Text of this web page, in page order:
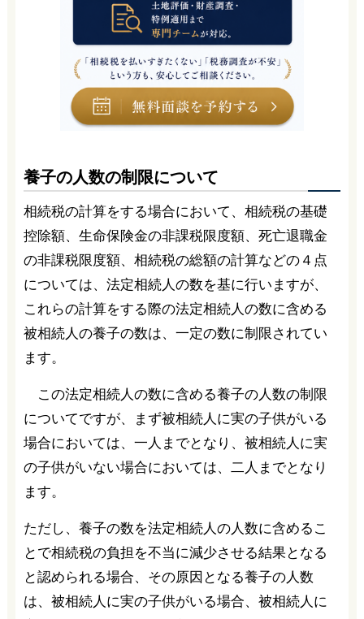
養子の人数の制限について
相続税の計算をする場合において、相続税の基礎
控除額、生命保険金の非課税限度額、死亡退職金
の非課税限度額、相続税の総額の計算などの４点
については、法定相続人の数を基に行いますが、
これらの計算をする際の法定相続人の数に含める
被相続人の養子の数は、一定の数に制限されてい
ます。
この法定相続人の数に含める養子の人数の制限
についてですが、まず被相続人に実の子供がいる
場合においては、一人までとなり、被相続人に実
の子供がいない場合においては、二人までとなり
ます。
ただし、養子の数を法定相続人の人数に含めるこ
とで相続税の負担を不当に減少させる結果となる
と認められる場合、その原因となる養子の人数
は、被相続人に実の子供がいる場合、被相続人に